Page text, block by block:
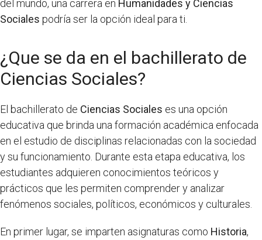
del mundo, una carrera en Humanidades y Ciencias
Sociales podría ser la opción ideal para ti.
¿Que se da en el bachillerato de
Ciencias Sociales?
El bachillerato de Ciencias Sociales es una opción
educativa que brinda una formación académica enfocada
en el estudio de disciplinas relacionadas con la sociedad
y su funcionamiento. Durante esta etapa educativa, los
estudiantes adquieren conocimientos teóricos y
prácticos que les permiten comprender y analizar
fenómenos sociales, políticos, económicos y culturales.
En primer lugar, se imparten asignaturas como Historia,